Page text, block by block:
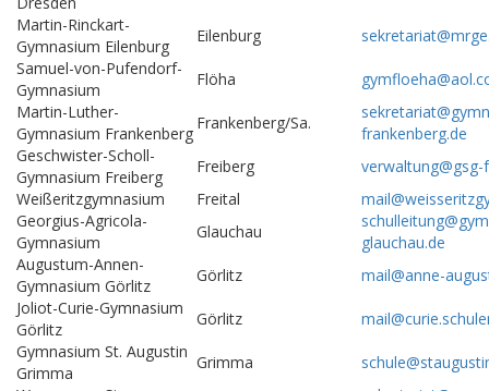
Martin-Rinckart-
Gymnasium Eilenburg
Eilenburg
Samuel-von-Pufendorf-
Gymnasium
Flöha
Martin-Luther-
Gymnasium Frankenberg
Frankenberg/Sa.
frankenberg.de
Geschwister-Scholl-
Gymnasium Freiberg
Freiberg
verwaltung@gsg-
Weißeritzgymnasium
Freital
Georgius-Agricola-
Gymnasium
Glauchau
glauchau.de
Augustum-Annen-
Gymnasium Görlitz
Görlitz
mail@anne-
Joliot-Curie-Gymnasium
Görlitz
Görlitz
Gymnasium St. Augustin
Grimma
Grimma